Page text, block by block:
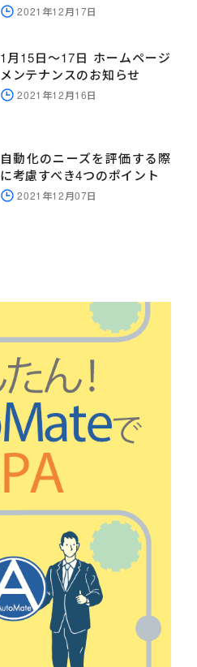
2021年12月17日
1月15日～17日 ホームページ
メンテナンスのお知らせ
2021年12月16日
自動化のニーズを評価する際
に考慮すべき4つのポイント
2021年12月07日